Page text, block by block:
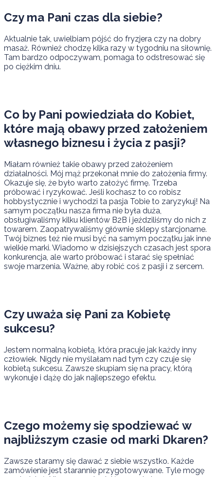
Czy ma Pani czas dla siebie?
Aktualnie tak, uwielbiam pójść do fryzjera czy na dobry
masaż. Również chodzę kilka razy w tygodniu na siłownię.
Tam bardzo odpoczywam, pomaga to odstresować się
po ciężkim dniu.
Co by Pani powiedziała do Kobiet,
które mają obawy przed założeniem
własnego biznesu i życia z pasji?
Miałam również takie obawy przed założeniem
działalności. Mój mąż przekonał mnie do założenia firmy.
Okazuje się, że było warto założyć firmę. Trzeba
próbować i ryzykować. Jeśli kochasz to co robisz
hobbystycznie i wychodzi ta pasja Tobie to zaryzykuj! Na
samym początku nasza firma nie była duża,
obsługiwaliśmy kilku klientów B2B i jeździliśmy do nich z
towarem. Zaopatrywaliśmy głównie sklepy starcjonarne.
Twój biznes też nie musi być na samym początku jak inne
wielkie marki. Wiadomo w dzisiejszych czasach jest spora
konkurencja, ale warto próbować i starać się spełniać
swoje marzenia. Ważne, aby robić coś z pasji i z sercem.
Czy uważa się Pani za Kobietę
sukcesu?
Jestem normalną kobietą, która pracuje jak każdy inny
człowiek. Nigdy nie myślałam nad tym czy czuje się
kobietą sukcesu. Zawsze skupiam się na pracy, którą
wykonuje i dążę do jak najlepszego efektu.
Czego możemy się spodziewać w
najbliższym czasie od marki Dkaren?
Zawsze staramy się dawać z siebie wszystko. Każde
zamówienie jest starannie przygotowywane. Tyle mogę